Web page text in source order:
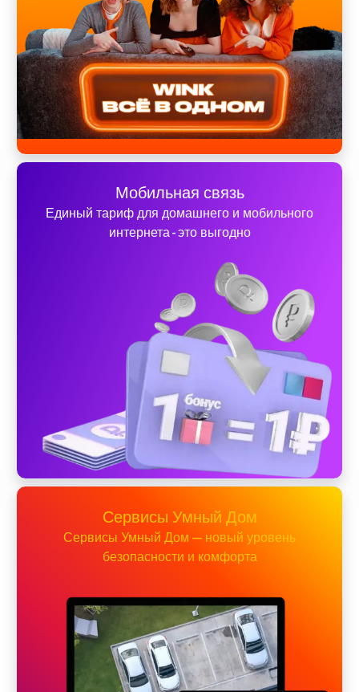
Мобильная связь
Единый тариф для домашнего и мобильного
интернета - это выгодно
Сервисы Умный Дом
Сервисы Умный Дом — новый уровень
безопасности и комфорта